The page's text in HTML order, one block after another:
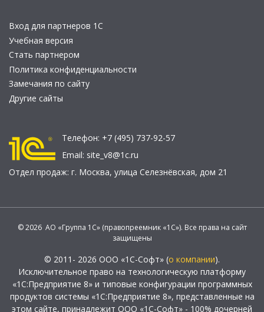
Вход для партнеров 1С
Учебная версия
Стать партнером
Политика конфиденциальности
Замечания по сайту
Другие сайты
Телефон: +7 (495) 737-92-57
Email: site_v8@1c.ru
Отдел продаж: г. Москва, улица Селезнёвская, дом 21
© 2026 АО «Группа 1С» (правопреемник «1С»). Все права на сайт
защищены
© 2011- 2026 ООО «1С-Софт» (о компании).
Исключительное право на технологическую платформу
«1С:Предприятие 8» и типовые конфигурации программных
продуктов системы «1С:Предприятие 8», представленные на
этом сайте, принадлежит ООО «1С-Софт» - 100% дочерней